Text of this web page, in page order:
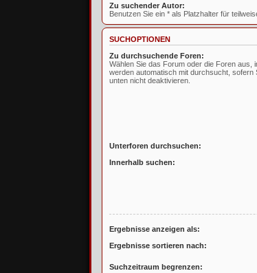
Zu suchender Autor:
Benutzen Sie ein * als Platzhalter für
SUCHOPTIONEN
Zu durchsuchende Foren:
Wählen Sie das Forum oder die Foren aus,
werden automatisch mit durchsucht, sofern
unten nicht deaktivieren.
Unterforen durchsuchen:
Innerhalb suchen:
Ergebnisse anzeigen als:
Ergebnisse sortieren nach:
Suchzeitraum begrenzen: